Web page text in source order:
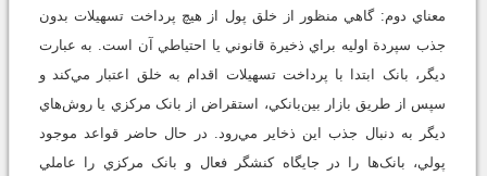
معناي دوم: گاهي منظور از خلق پول از هيچ پرداخت تسهيلات بدون
جذب سپردة اوليه براي ذخيرة قانوني يا احتياطي آن است. به عبارت
ديگر، بانک ابتدا با پرداخت تسهيلات اقدام به خلق اعتبار مي‌کند و
سپس از طريق بازار بين‌بانکي، استقراض از بانک مرکزي يا روش‌هاي
ديگر به دنبال جذب اين ذخاير مي‌رود. در حال حاضر قواعد موجود
پولي، بانک‌ها را در جايگاه کنشگر فعال و بانک مرکزي را عاملي